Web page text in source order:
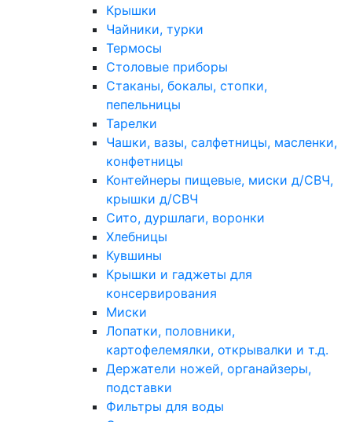
Крышки
Чайники, турки
Термосы
Столовые приборы
Стаканы, бокалы, стопки,
пепельницы
Тарелки
Чашки, вазы, салфетницы, масленки,
конфетницы
Контейнеры пищевые, миски д/СВЧ,
крышки д/СВЧ
Сито, дуршлаги, воронки
Хлебницы
Кувшины
Крышки и гаджеты для
консервирования
Миски
Лопатки, половники,
картофелемялки, открывалки и т.д.
Держатели ножей, органайзеры,
подставки
Фильтры для воды